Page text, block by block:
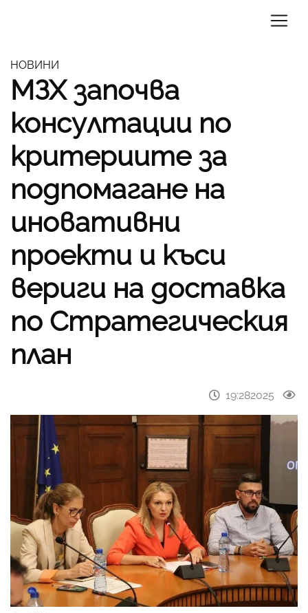
НОВИНИ
МЗХ започва
консултации по
критериите за
подпомагане на
иновативни
проекти и къси
вериги на доставка
по Стратегическия
план
19:282025